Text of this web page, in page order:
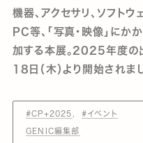
機器、アクセサリ、ソフトウ
PC等、「写真・映像」に
加する本展。2025年度
18日（木）より開始されまし
#CP+2025 #イベント
GENIC編集部